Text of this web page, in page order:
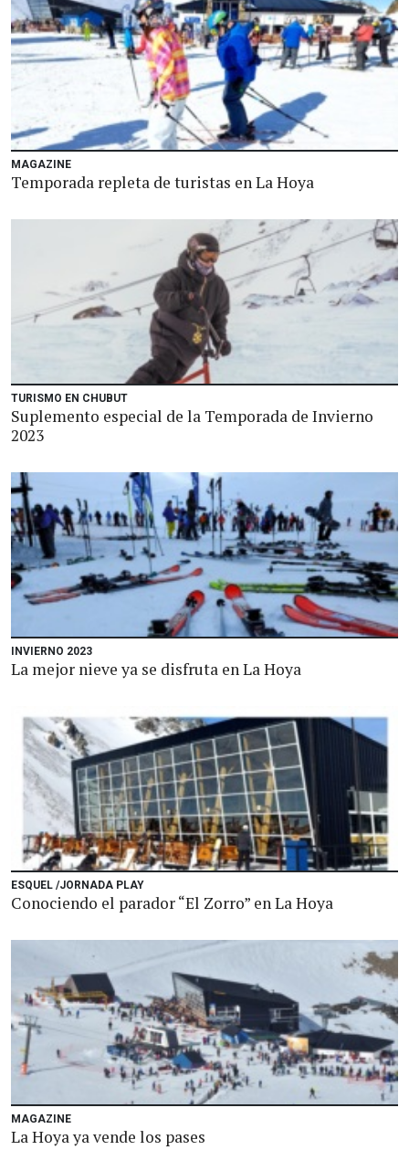
MAGAZINE
Temporada repleta de turistas en La Hoya
TURISMO EN CHUBUT
Suplemento especial de la Temporada de Invierno
2023
INVIERNO 2023
La mejor nieve ya se disfruta en La Hoya
ESQUEL /JORNADA PLAY
Conociendo el parador “El Zorro” en La Hoya
MAGAZINE
La Hoya ya vende los pases